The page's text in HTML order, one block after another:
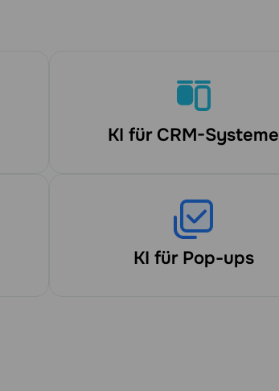
KI für CRM-Systeme
KI für Pop-ups